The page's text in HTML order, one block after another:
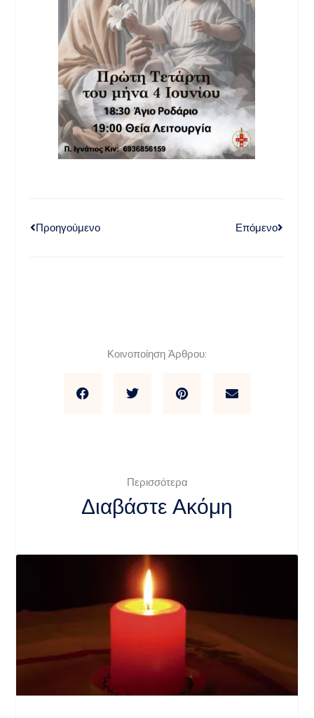
Προηγούμενο Επόμενο
Κοινοποίηση Άρθρου:
Περισσότερα
Διαβάστε Ακόμη